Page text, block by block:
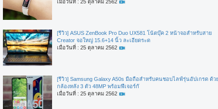
เมื่อวันที่ : 25 ตุลาคม 2562
[รีวิว] ASUS ZenBook Pro Duo UX581 โน้ตบุ๊ค 2 หน้าจอสำหรับสาย
Creator จอใหญ่ 15.6+14 นิ้ว ละเอียดระด
เมื่อวันที่ : 25 ตุลาคม 2562
[รีวิว] Samsung Galaxy A50s มือถือสำหรับคนชอบไลฟ์รุ่นอัปเกรด ด้ว
กล้องหลัง 3 ตัว 48MP พร้อมฟีเจอร์กั
เมื่อวันที่ : 25 ตุลาคม 2562